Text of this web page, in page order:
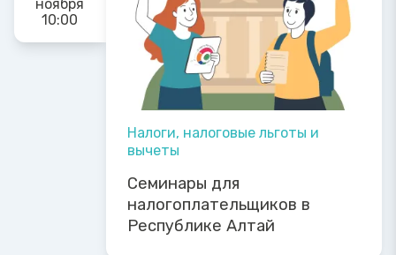
ноября
10:00
Налоги, налоговые льготы и
вычеты
Семинары для
налогоплательщиков в
Республике Алтай